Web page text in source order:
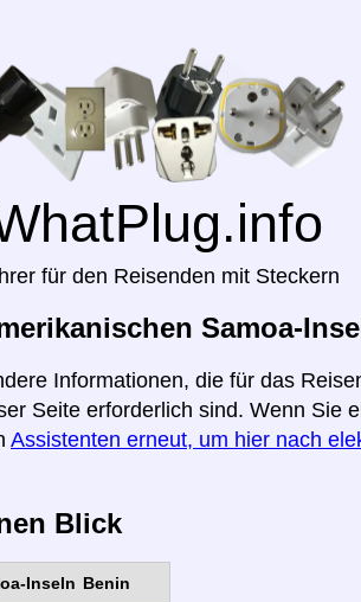
für den Reisenden mit Steckern
Samoa-
Informationen, die für das
Seite erforderlich sind. Wenn Sie
Assistenten erneut, um hier nach
Blick
Inseln Benin